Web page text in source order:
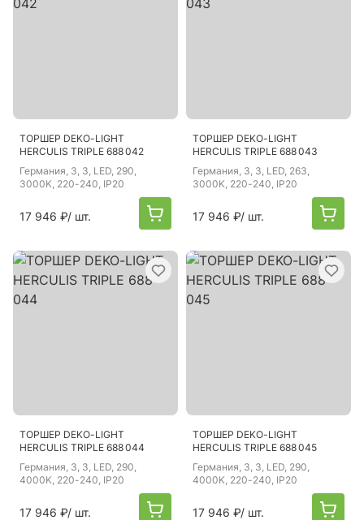
ТОРШЕР DEKO-LIGHT
HERCULIS TRIPLE 688 042
Германия, 3, 3, LED, 290,
3000K, 220-240, IP20
17 946 ₽/ шт.
ТОРШЕР DEKO-LIGHT
HERCULIS TRIPLE 688 043
Германия, 3, 3, LED, 263,
3000K, 220-240, IP20
17 946 ₽/ шт.
ТОРШЕР DEKO-LIGHT
HERCULIS TRIPLE 688 044
Германия, 3, 3, LED, 290,
4000K, 220-240, IP20
17 946 ₽/ шт.
ТОРШЕР DEKO-LIGHT
HERCULIS TRIPLE 688 045
Германия, 3, 3, LED, 290,
4000K, 220-240, IP20
17 946 ₽/ шт.